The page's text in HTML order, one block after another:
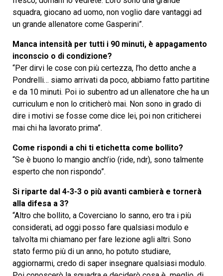
squadra, giocano ad uomo, non voglio dare vantaggi ad
un grande allenatore come Gasperini”.
Manca intensità per tutti i 90 minuti, è appagamento
inconscio o di condizione?
“Per dirvi le cose con più certezza, l’ho detto anche a
Pondrelli… siamo arrivati da poco, abbiamo fatto partitine
e da 10 minuti. Poi io subentro ad un allenatore che ha un
curriculum e non lo criticherò mai. Non sono in grado di
dire i motivi se fosse come dice lei, poi non criticherei
mai chi ha lavorato prima”.
Come rispondi a chi ti etichetta come bollito?
“Se è buono lo mangio anch’io (ride, ndr), sono talmente
esperto che non rispondo”.
Si riparte dal 4-3-3 o più avanti cambierà e tornerà
alla difesa a 3?
“Altro che bollito, a Coverciano lo sanno, ero tra i più
considerati, ad oggi posso fare qualsiasi modulo e
talvolta mi chiamano per fare lezione agli altri. Sono
stato fermo più di un anno, ho potuto studiare,
aggiornarmi, credo di saper insegnare qualsiasi modulo.